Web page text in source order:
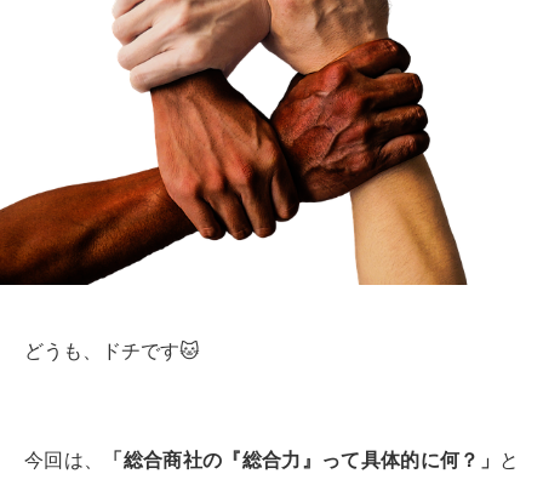
どうも、ドチです🐱
今回は、 「総合商社の『総合力』って具体的に何？」
と